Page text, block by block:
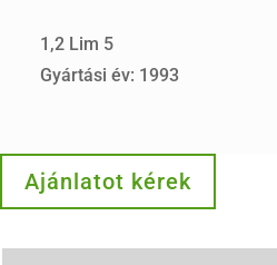
1,2 Lim 5
Gyártási év: 1993
Ajánlatot kérek